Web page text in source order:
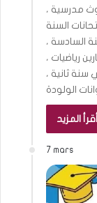
مدرسية ،
السنة
السادسة ،
رياضيات ،
علمي سنة ثانية ،
أقرأ المزيد
7 mars